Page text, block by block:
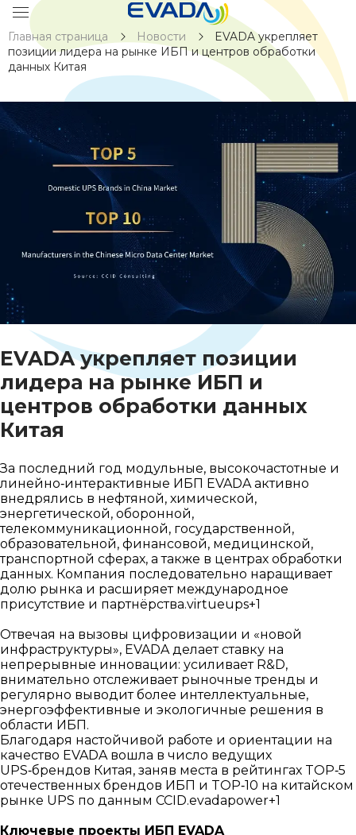
Главная страница Новости
EVADA укрепляет
позиции лидера на рынке ИБП и центров обработки
данных Китая
EVADA укрепляет позиции
лидера на рынке ИБП и
центров обработки данных
Китая
За последний год модульные, высокочастотные и
линейно‑интерактивные ИБП EVADA активно
внедрялись в нефтяной, химической,
энергетической, оборонной,
телекоммуникационной, государственной,
образовательной, финансовой, медицинской,
транспортной сферах, а также в центрах обработки
данных. Компания последовательно наращивает
долю рынка и расширяет международное
присутствие и партнёрства.virtueups+1
Отвечая на вызовы цифровизации и «новой
инфраструктуры», EVADA делает ставку на
непрерывные инновации: усиливает R&D,
внимательно отслеживает рыночные тренды и
регулярно выводит более интеллектуальные,
энергоэффективные и экологичные решения в
области ИБП.
Благодаря настойчивой работе и ориентации на
качество EVADA вошла в число ведущих
UPS‑брендов Китая, заняв места в рейтингах TOP‑5
отечественных брендов ИБП и TOP‑10 на китайском
рынке UPS по данным CCID.evadapower+1
Ключевые проекты ИБП EVADA